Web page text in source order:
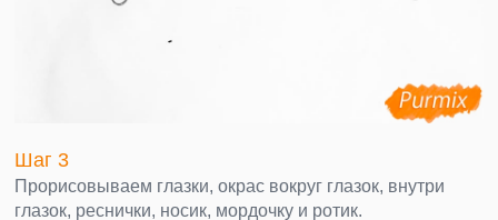
Шаг 3
Прорисовываем глазки, окрас вокруг глазок, внутри
глазок, реснички, носик, мордочку и ротик.